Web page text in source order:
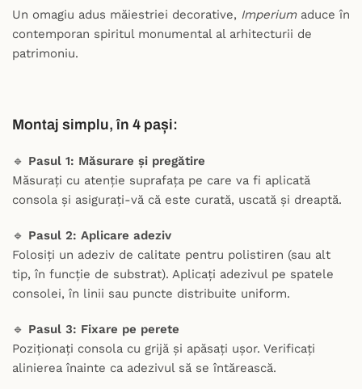
Un omagiu adus măiestriei decorative, Imperiumaduce în
contemporan spiritul monumental al arhitecturii de
patrimoniu.
Montaj simplu, în 4 pași:
🔹 Pasul 1: Măsurare și pregătire
Măsurați cu atenție suprafața pe care va fi aplicată
consola și asigurați-vă că este curată, uscată și dreaptă.
🔹 Pasul 2: Aplicare adeziv
Folosiți un adeziv de calitate pentru polistiren (sau alt
tip, în funcție de substrat). Aplicați adezivul pe spatele
consolei, în linii sau puncte distribuite uniform.
🔹 Pasul 3: Fixare pe perete
Poziționați consola cu grijă și apăsați ușor. Verificați
alinierea înainte ca adezivul să se întărească.